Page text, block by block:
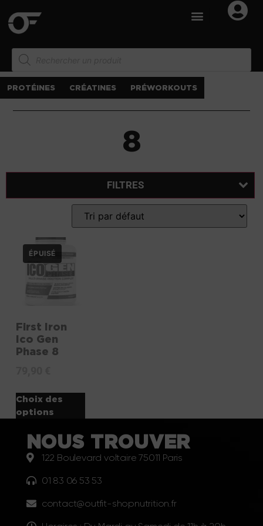
PROTÉINES CRÉATINES PRÉWORKOUTS
8
FILTRES
First Iron
Ico Gen
Phase 8
Choix des
options
NOUS TROUVER
122 Boulevard voltaire 75011 Paris
01 83 06 53 53
contact@outfit-shopnutrition.fr